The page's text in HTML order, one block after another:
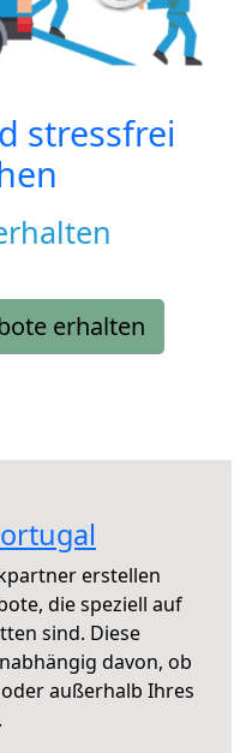
stressfrei
erhalten
erstellen
die speziell auf
sind. Diese
davon, ob
außerhalb Ihres